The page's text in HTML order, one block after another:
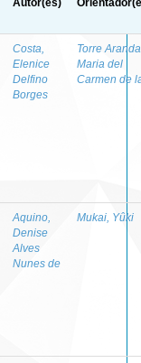
Costa,
Elenice
Delfino
Borges
Torre
Maria del
Carmen de
Aquino,
Denise
Alves
Nunes de
Mukai, Yûki